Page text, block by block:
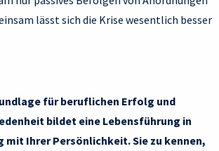
lässt sich die Krise wesentlich besser
für beruflichen Erfolg und
bildet eine Lebensführung in
mit Ihrer Persönlichkeit. Sie zu kennen,